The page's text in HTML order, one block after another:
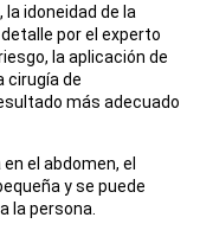
la idoneidad de la
por el experto
la aplicación de
cirugía de
más adecuado
el abdomen, el
y se puede
la persona.